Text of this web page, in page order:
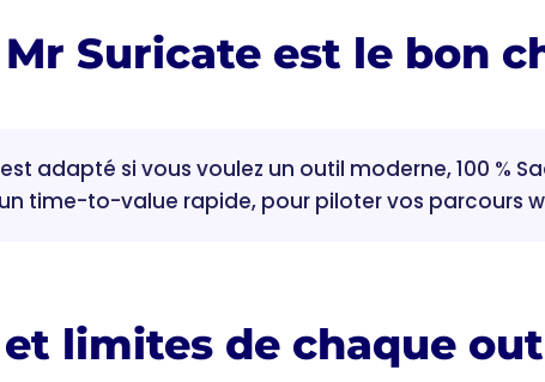
Suricate est le bon
adapté si vous voulez un outil moderne, 100 %
time-to-value rapide, pour piloter vos parcours
et limites de chaque